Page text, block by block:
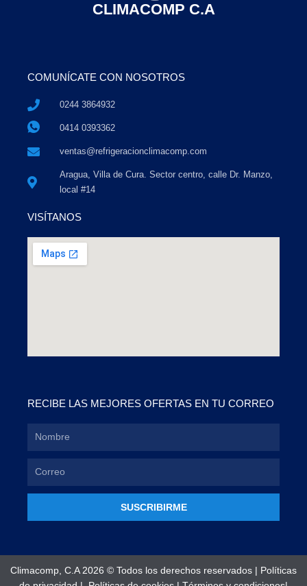
CLIMACOMP C.A
COMUNÍCATE CON NOSOTROS
0244 3864932
0414 0393362
ventas@refrigeracionclimacomp.com
Aragua, Villa de Cura. Sector centro, calle Dr. Manzo,
local #14
VISÍTANOS
RECIBE LAS MEJORES OFERTAS EN TU CORREO
SUSCRIBIRME
Climacomp, C.A 2026 © Todos los derechos reservados | Políticas